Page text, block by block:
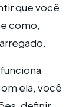
que você
como,
ela, você